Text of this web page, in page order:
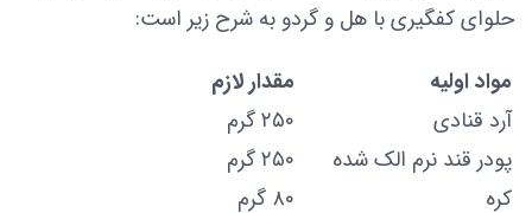
حلوای کفگیری با هل و گردو به شرح زیر است:
مواد اولیه
مقدار لازم
آرد قنادی
۲۵۰ گرم
پودر قند نرم الک شده
۲۵۰ گرم
کره
۸۰ گرم